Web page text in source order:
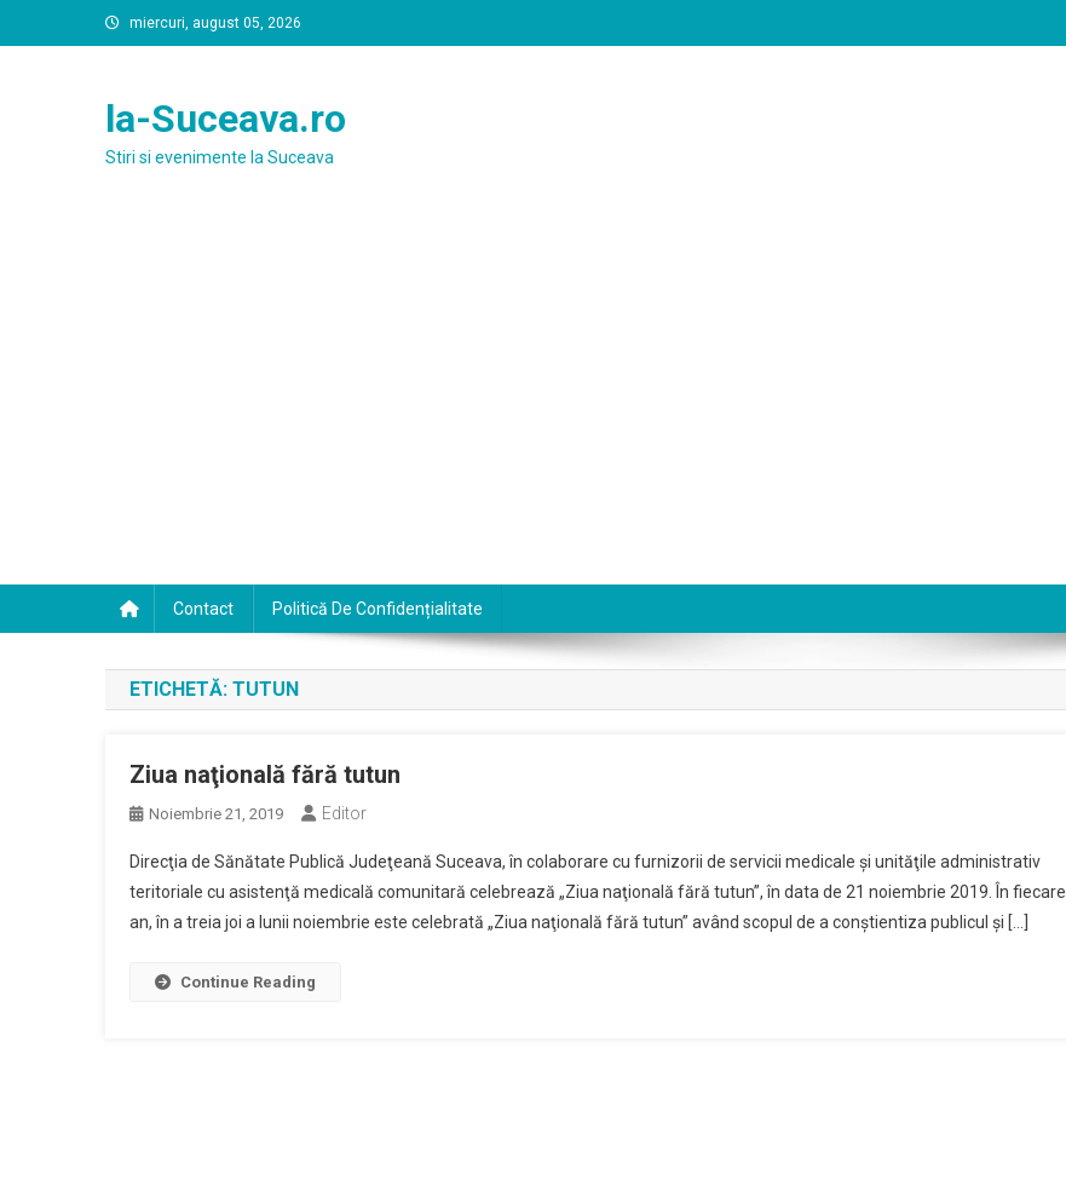
to
miercuri, august 05, 2026
la-Suceava.ro
Stiri si evenimente la Suceava
Contact Politică De Confidențialitate
ETICHETĂ: TUTUN
Ziua naţională fără tutun
Noiembrie 21, 2019 Editor
Direcţia de Sănătate Publică Judeţeană Suceava, în colaborare cu furnizorii de servicii medicale şi unităţile administrativ
teritoriale cu asistenţă medicală comunitară celebrează „Ziua naţională fără tutun”, în data de 21 noiembrie 2019. În fiecare
an, în a treia joi a lunii noiembrie este celebrată „Ziua naţională fără tutun” având scopul de a conştientiza publicul şi […]
Continue Reading